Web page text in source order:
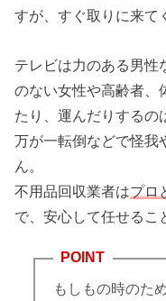
すが、すぐ取りに来て
テレビは力のある男性
のない女性や高齢者、
たり、運んだりするの
万が一転倒などで怪我
ん。
不用品回収業者はプロ
で、安心して任せるこ
POINT
もしもの時のた